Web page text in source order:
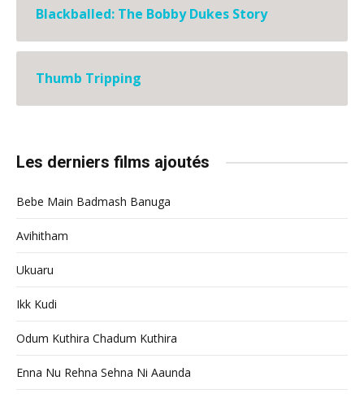
Blackballed: The Bobby Dukes Story
Thumb Tripping
Les derniers films ajoutés
Bebe Main Badmash Banuga
Avihitham
Ukuaru
Ikk Kudi
Odum Kuthira Chadum Kuthira
Enna Nu Rehna Sehna Ni Aaunda